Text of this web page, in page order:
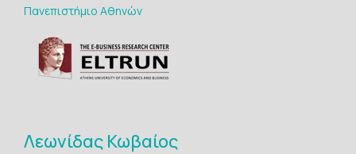
Πανεπιστήμιο Αθηνών
Λεωνίδας Κωβαίος